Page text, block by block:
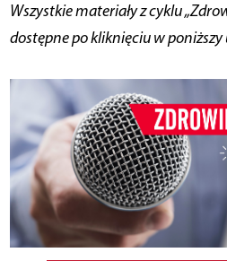
Wszystkie materiały z cyklu
dostępne po kliknięciu w poniższy